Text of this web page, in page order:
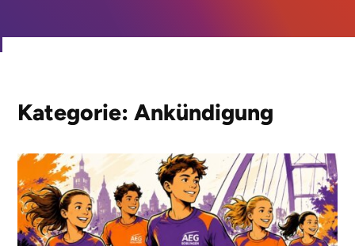
Kategorie: Ankündigung